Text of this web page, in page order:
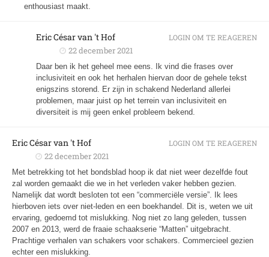
enthousiast maakt.
Eric César van 't Hof
22 december 2021
Daar ben ik het geheel mee eens. Ik vind die frases over
inclusiviteit en ook het herhalen hiervan door de gehele tekst
enigszins storend. Er zijn in schakend Nederland allerlei
problemen, maar juist op het terrein van inclusiviteit en
diversiteit is mij geen enkel probleem bekend.
LOGIN OM TE REAGEREN
Eric César van 't Hof
22 december 2021
Met betrekking tot het bondsblad hoop ik dat niet weer dezelfde fout
zal worden gemaakt die we in het verleden vaker hebben gezien.
Namelijk dat wordt besloten tot een “commerciële versie”. Ik lees
hierboven iets over niet-leden en een boekhandel. Dit is, weten we uit
ervaring, gedoemd tot mislukking. Nog niet zo lang geleden, tussen
2007 en 2013, werd de fraaie schaakserie “Matten” uitgebracht.
Prachtige verhalen van schakers voor schakers. Commercieel gezien
echter een mislukking.
LOGIN OM TE REAGEREN